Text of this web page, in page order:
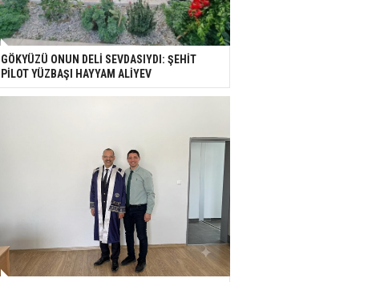
GÖKYÜZÜ ONUN DELİ SEVDASIYDI: ŞEHİT
PİLOT YÜZBAŞI HAYYAM ALİYEV